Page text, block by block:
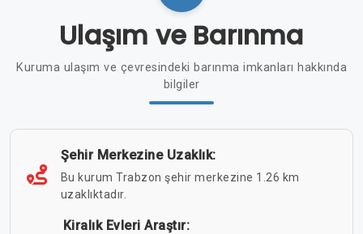
Ulaşım ve Barınma
Kuruma ulaşım ve çevresindeki barınma imkanları hakkında
bilgiler
Şehir Merkezine Uzaklık:
Bu kurum Trabzon şehir merkezine 1.26 km
uzaklıktadır.
Kiralık Evleri Araştır: